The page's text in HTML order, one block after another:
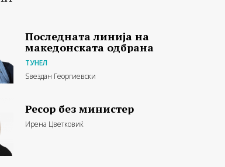
Последната линија на
македонската одбрана
ТУНЕЛ
Ѕвездан Георгиевски
Ресор без министер
Ирена Цветковиќ